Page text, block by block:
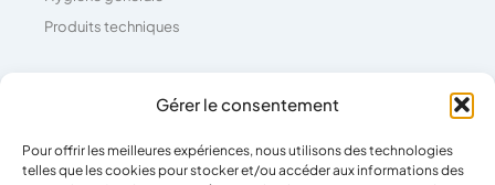
Gérer le consentement
Pour offrir les meilleures expériences, nous utilisons des technologies
telles que les cookies pour stocker et/ou accéder aux informations des
04 73 26 81 71
Produits techniques